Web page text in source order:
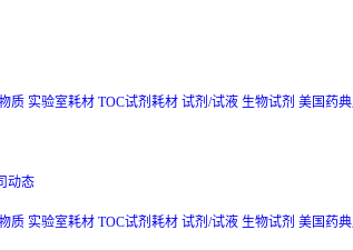
质 实验室耗材 TOC试剂耗材 试剂/试液 生物试剂 美国药
动态
质 实验室耗材 TOC试剂耗材 试剂/试液 生物试剂 美国药